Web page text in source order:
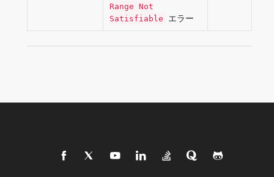
Range Not
Satisfiable
エラー